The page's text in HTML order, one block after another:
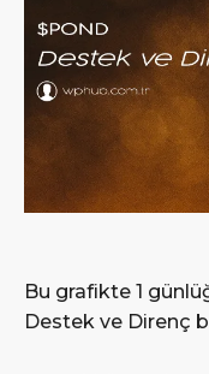
Bu grafikte 1
Destek ve Direnç